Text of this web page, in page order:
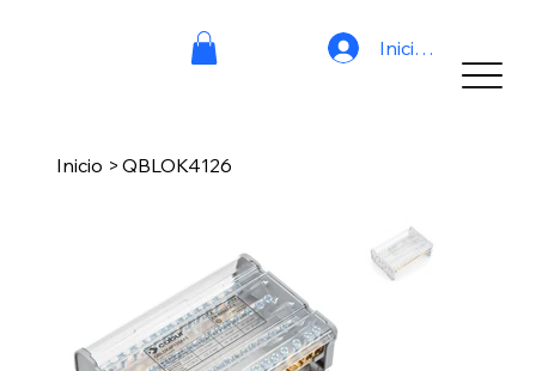
Iniciar sesión
Inicio > QBLOK4126